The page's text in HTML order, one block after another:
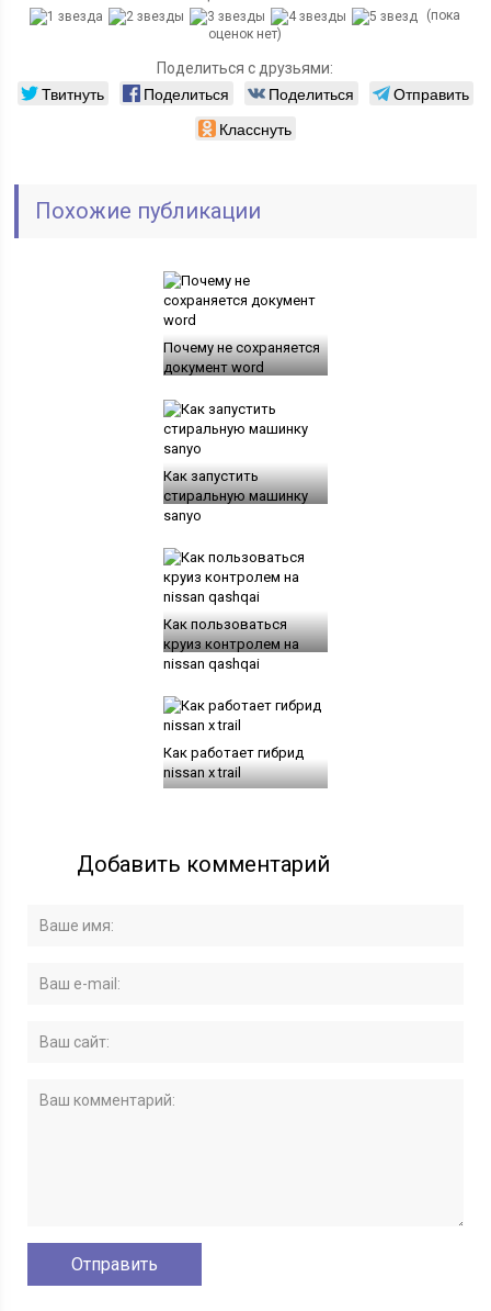
(пока
оценок нет)
Поделиться с друзьями:
Твитнуть Поделиться Поделиться
Отправить
Класснуть
Похожие публикации
Почему не сохраняется
документ word
Как запустить
стиральную машинку
sanyo
Как пользоваться
круиз контролем на
nissan qashqai
Как работает гибрид
nissan x trail
Добавить комментарий